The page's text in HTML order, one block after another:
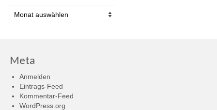
Meta
Anmelden
Eintrags-Feed
Kommentar-Feed
WordPress.org